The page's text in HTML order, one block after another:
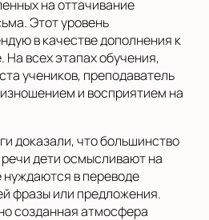
на оттачивание
Этот уровень
в качестве дополнения к
всех этапах обучения,
учеников, преподаватель
и восприятием на
доказали, что большинство
дети осмысливают на
нуждаются в переводе
фразы или предложения.
созданная атмосфера